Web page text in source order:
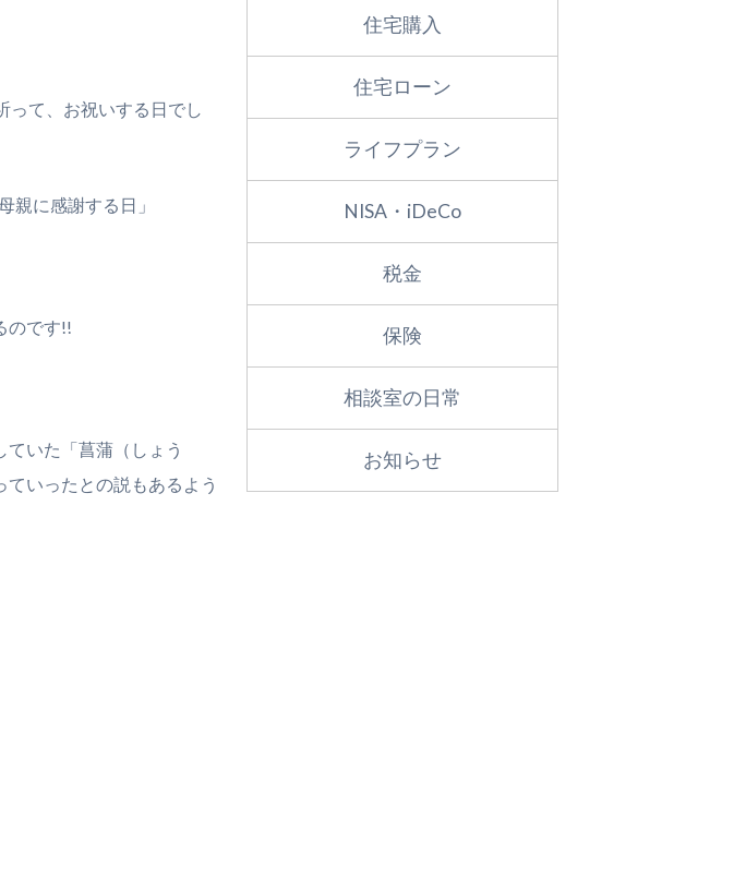
って、お祝いする日でし
親に感謝する日」
のです!!
いた「菖蒲（しょう
いったとの説もあるよう
住宅購入
住宅ローン
ライフプラン
NISA・iDeCo
税金
保険
相談室の日常
お知らせ